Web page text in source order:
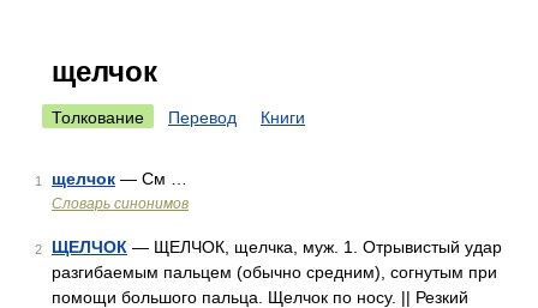
щелчок
Толкование Перевод Книги
1 щелчок — См …
Словарь синонимов
2 ЩЕЛЧОК — ЩЕЛЧОК, щелчка, муж. 1. Отрывистый удар
разгибаемым пальцем (обычно средним), согнутым при
помощи большого пальца. Щелчок по носу. || Резкий